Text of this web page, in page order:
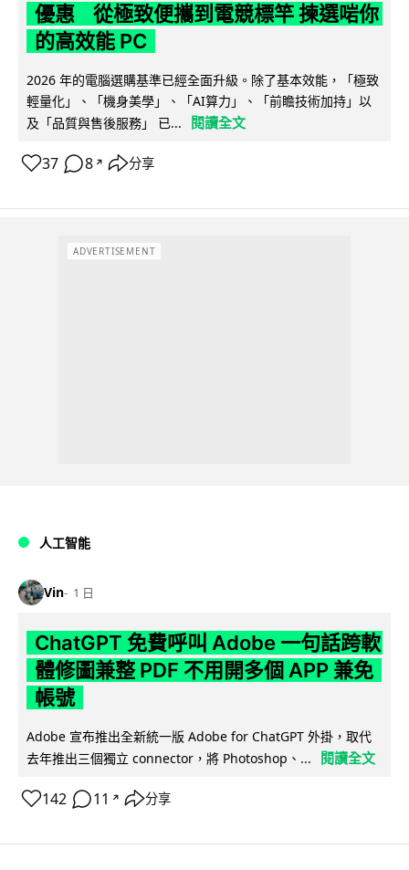
優惠 從極致便攜到電競標竿 揀選啱你
的高效能 PC
2026 年的電腦選購基準已經全面升級。除了基本效能，「極致
輕量化」、「機身美學」、「AI算力」、「前瞻技術加持」以
及「品質與售後服務」 已...
閱讀全文
37 8 ↗ 分享
ADVERTISEMENT
人工智能
Vin 1 日
ChatGPT 免費呼叫 Adobe 一句話跨軟
體修圖兼整 PDF 不用開多個 APP 兼免
帳號
Adobe 宣布推出全新統一版 Adobe for ChatGPT 外掛，取代
去年推出三個獨立 connector，將 Photoshop、...
閱讀全文
142 11 ↗ 分享